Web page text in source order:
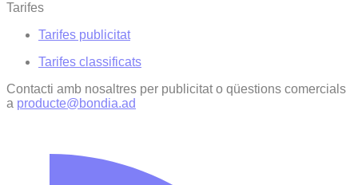
Tarifes
Tarifes publicitat
Tarifes classificats
Contacti amb nosaltres per publicitat o qüestions comercials
a producte@bondia.ad